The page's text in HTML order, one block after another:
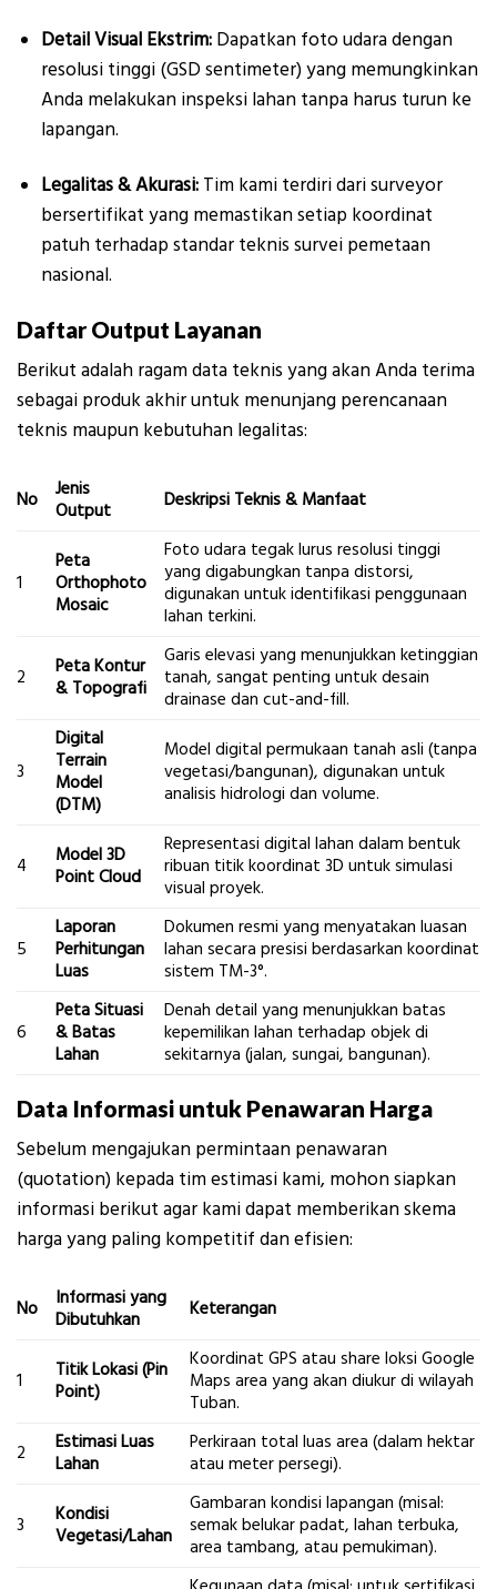
Detail Visual Ekstrim: Dapatkan foto udara dengan
resolusi tinggi (GSD sentimeter) yang memungkinkan
Anda melakukan inspeksi lahan tanpa harus turun ke
lapangan.
Legalitas & Akurasi: Tim kami terdiri dari surveyor
bersertifikat yang memastikan setiap koordinat
patuh terhadap standar teknis survei pemetaan
nasional.
Daftar Output Layanan
Berikut adalah ragam data teknis yang akan Anda terima
sebagai produk akhir untuk menunjang perencanaan
teknis maupun kebutuhan legalitas:
No
Jenis
Output
Deskripsi Teknis & Manfaat
1
Peta
Orthophoto
Mosaic
Foto udara tegak lurus resolusi tinggi
yang digabungkan tanpa distorsi,
digunakan untuk identifikasi penggunaan
lahan terkini.
2
Peta Kontur
& Topografi
Garis elevasi yang menunjukkan ketinggian
tanah, sangat penting untuk desain
drainase dan cut-and-fill.
3
Digital
Terrain
Model
(DTM)
Model digital permukaan tanah asli (tanpa
vegetasi/bangunan), digunakan untuk
analisis hidrologi dan volume.
4
Model 3D
Point Cloud
Representasi digital lahan dalam bentuk
ribuan titik koordinat 3D untuk simulasi
visual proyek.
5
Laporan
Perhitungan
Luas
Dokumen resmi yang menyatakan luasan
lahan secara presisi berdasarkan koordinat
sistem TM-3°.
6
Peta Situasi
& Batas
Lahan
Denah detail yang menunjukkan batas
kepemilikan lahan terhadap objek di
sekitarnya (jalan, sungai, bangunan).
Data Informasi untuk Penawaran Harga
Sebelum mengajukan permintaan penawaran
(quotation) kepada tim estimasi kami, mohon siapkan
informasi berikut agar kami dapat memberikan skema
harga yang paling kompetitif dan efisien:
No
Informasi yang
Dibutuhkan
Keterangan
1
Titik Lokasi (Pin
Point)
Koordinat GPS atau share loksi Google
Maps area yang akan diukur di wilayah
Tuban.
2
Estimasi Luas
Lahan
Perkiraan total luas area (dalam hektar
atau meter persegi).
3
Kondisi
Vegetasi/Lahan
Gambaran kondisi lapangan (misal:
semak belukar padat, lahan terbuka,
area tambang, atau pemukiman).